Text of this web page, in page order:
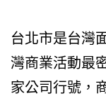
台北市是台灣
灣商業活動最
家公司行號，